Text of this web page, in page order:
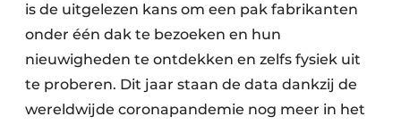
is de uitgelezen kans om een pak fabrikanten
onder één dak te bezoeken en hun
nieuwigheden te ontdekken en zelfs fysiek uit
te proberen. Dit jaar staan de data dankzij de
wereldwijde coronapandemie nog meer in het